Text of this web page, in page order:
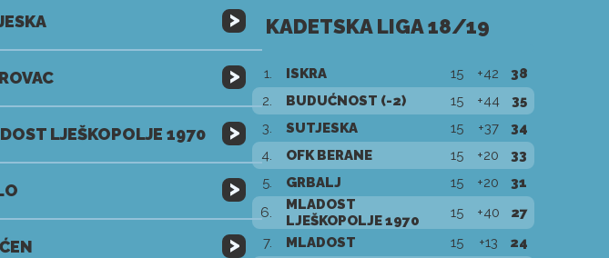
>
>
LJEŠKOPOLJE 1970 >
>
>
KADETSKA LIGA 18/19
1. ISKRA 15 +42
38
2.
BUDUĆNOST (-2) 15 +44
35
3.
SUTJESKA 15 +37
34
4.
OFK BERANE 15 +20
33
5.
GRBALJ 15 +20
31
6.
MLADOST
LJEŠKOPOLJE 1970
15 +40
27
7.
MLADOST 15 +13
24